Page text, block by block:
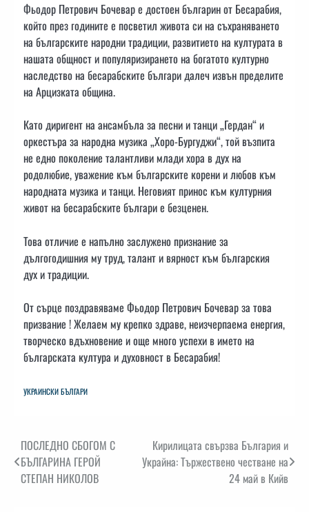
Фьодор Петрович Бочевар е достоен българин от Бесарабия,
който през годините е посветил живота си на съхраняването
на българските народни традиции, развитието на културата в
нашата общност и популяризирането на богатото културно
наследство на бесарабските българи далеч извън пределите
на Арцизката община.
Като диригент на ансамбъла за песни и танци „Гердан“ и
оркестъра за народна музика „Хоро-Бургуджи“, той възпита
не едно поколение талантливи млади хора в дух на
родолюбие, уважение към българските корени и любов към
народната музика и танци. Неговият принос към културния
живот на бесарабските българи е безценен.
Това отличие е напълно заслужено признание за
дългогодишния му труд, талант и вярност към българския
дух и традиции.
От сърце поздравяваме Фьодор Петрович Бочевар за това
призвание ! Желаем му крепко здраве, неизчерпаема енергия,
творческо вдъхновение и още много успехи в името на
българската култура и духовност в Бесарабия!
УКРАИНСКИ БЪЛГАРИ
Навигация
ПОСЛЕДНО СБОГОМ С
БЪЛГАРИНА ГЕРОЙ
СТЕПАН НИКОЛОВ
Кирилицата свързва България и
Украйна: Тържествено честване на
24 май в Кийв